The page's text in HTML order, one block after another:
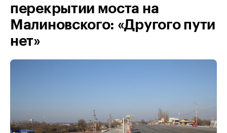
перекрытии моста на
Малиновского: «Другого пути
нет»